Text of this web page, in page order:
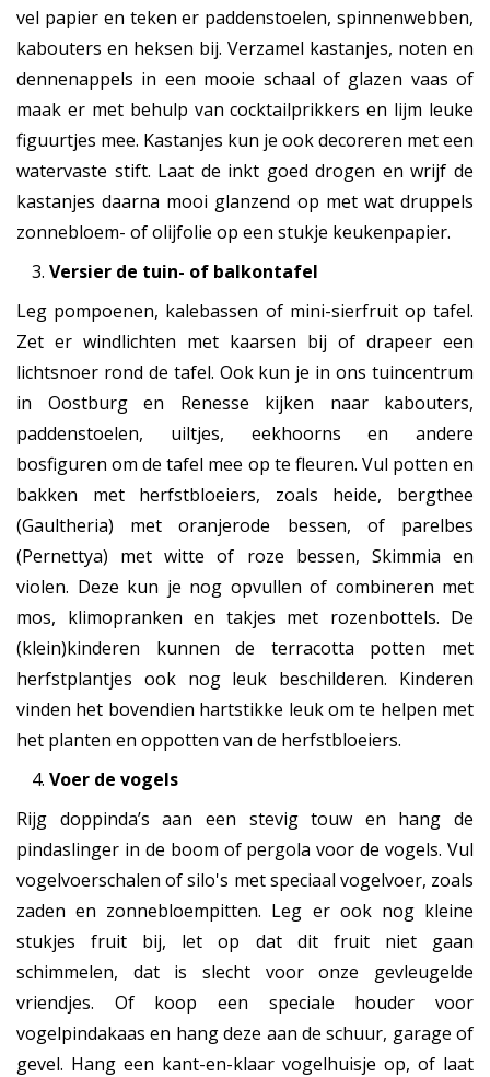
vel papier en teken er paddenstoelen, spinnenwebben,
kabouters en heksen bij. Verzamel kastanjes, noten en
dennenappels in een mooie schaal of glazen vaas of
maak er met behulp van cocktailprikkers en lijm leuke
figuurtjes mee. Kastanjes kun je ook decoreren met een
watervaste stift. Laat de inkt goed drogen en wrijf de
kastanjes daarna mooi glanzend op met wat druppels
zonnebloem- of olijfolie op een stukje keukenpapier.
Versier de tuin- of balkontafel
Leg pompoenen, kalebassen of mini-sierfruit op tafel.
Zet er windlichten met kaarsen bij of drapeer een
lichtsnoer rond de tafel. Ook kun je in ons tuincentrum
in Oostburg en Renesse kijken naar kabouters,
paddenstoelen, uiltjes, eekhoorns en andere
bosfiguren om de tafel mee op te fleuren. Vul potten en
bakken met herfstbloeiers, zoals heide, bergthee
(Gaultheria) met oranjerode bessen, of parelbes
(Pernettya) met witte of roze bessen, Skimmia en
violen. Deze kun je nog opvullen of combineren met
mos, klimopranken en takjes met rozenbottels. De
(klein)kinderen kunnen de terracotta potten met
herfstplantjes ook nog leuk beschilderen. Kinderen
vinden het bovendien hartstikke leuk om te helpen met
het planten en oppotten van de herfstbloeiers.
Voer de vogels
Rijg doppinda’s aan een stevig touw en hang de
pindaslinger in de boom of pergola voor de vogels. Vul
vogelvoerschalen of silo's met speciaal vogelvoer, zoals
zaden en zonnebloempitten. Leg er ook nog kleine
stukjes fruit bij, let op dat dit fruit niet gaan
schimmelen, dat is slecht voor onze gevleugelde
vriendjes. Of koop een speciale houder voor
vogelpindakaas en hang deze aan de schuur, garage of
gevel. Hang een kant-en-klaar vogelhuisje op, of laat